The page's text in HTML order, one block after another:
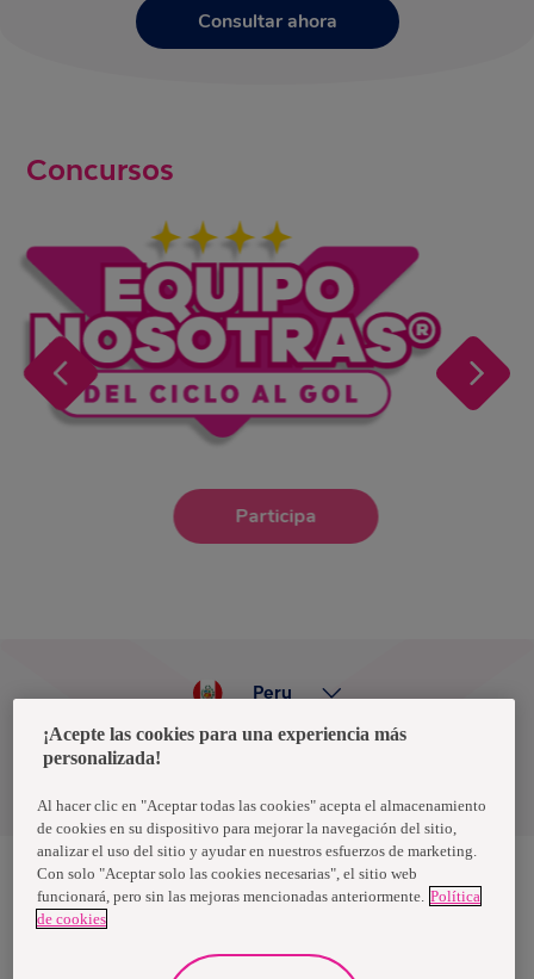
Consultar ahora
Concursos
Participa
Política de privacidad de datos
Peru
Nosotras, una marca de Essity - una compañía global líder en
higiene y salud. Cada día, mil millones de personas, en todo el
propósito es romper barreras por el bienestar en beneficio de
¡Acepte las cookies para una experiencia más
personalizada!
Al hacer clic en "Aceptar todas las cookies" acepta el almacenamiento
de cookies en su dispositivo para mejorar la navegación del sitio,
analizar el uso del sitio y ayudar en nuestros esfuerzos de marketing.
Con solo "Aceptar solo las cookies necesarias", el sitio web
funcionará, pero sin las mejoras mencionadas anteriormente. Política
de cookies